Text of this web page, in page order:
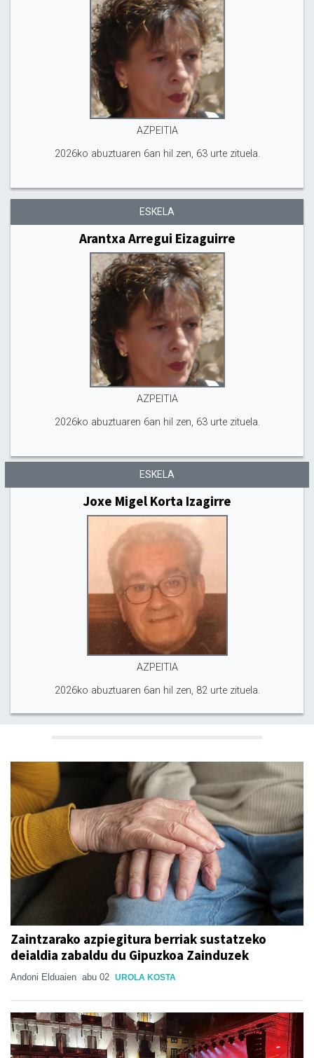
AZPEITIA
2026ko abuztuaren 6an hil zen, 63 urte zituela.
ESKELA
Arantxa Arregui Eizaguirre
AZPEITIA
2026ko abuztuaren 6an hil zen, 63 urte zituela.
ESKELA
Joxe Migel Korta Izagirre
AZPEITIA
2026ko abuztuaren 6an hil zen, 82 urte zituela.
Zaintzarako azpiegitura berriak sustatzeko
deialdia zabaldu du Gipuzkoa Zainduzek
Andoni Elduaien abu 02 UROLA KOSTA